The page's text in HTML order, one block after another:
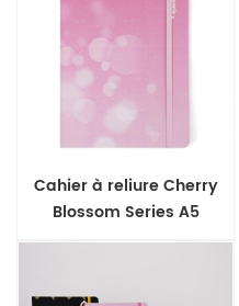
Cahier à reliure Cherry
Blossom Series A5